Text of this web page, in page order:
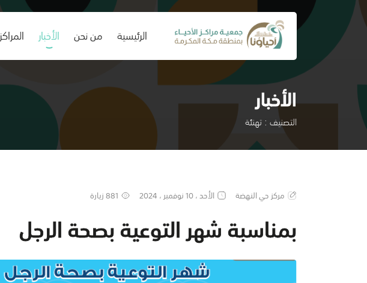
الرئيسية
(current) من نحن الأخبار المراكز
الأخبار
التصنيف : تهنئة
مركز حي النهضة الأحد ، 10 نوفمبر ، 2024 881 زيارة
بمناسبة شهر التوعية بصحة الرجل